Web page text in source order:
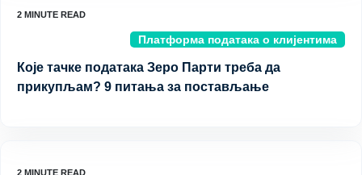
Платформа података о клијентима
Које тачке података Зеро Парти треба да
прикупљам? 9 питања за постављање